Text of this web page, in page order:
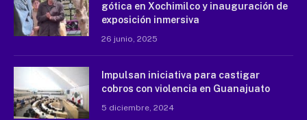
gótica en Xochimilco y inauguración de
exposición inmersiva
26 junio, 2025
Impulsan iniciativa para castigar
cobros con violencia en Guanajuato
5 diciembre, 2024